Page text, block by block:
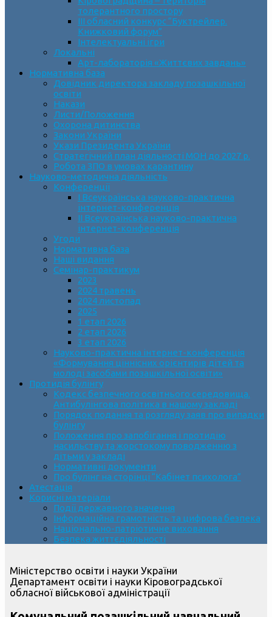
толерантного простору
ІII обласний конкурс “Буктрейлер.
Книжковий форум”
Інтелектуальні ігри
Локальні
Арт-лабораторія «Життєвих завдань»
Нормативна база
Довідник директора закладу позашкільної
освіти
Накази
Листи/Положення
Охорона дитинства
Закони України
Укази Президента України
Стратегічний план діяльності МОН до 2027 р.
Робота ЗПО в умовах карантину
Науково-методична діяльність
Конференції
І Всеукраїнська науково-практична
інтернет-конференція
ІІ Всеукраїнська науково-практична
інтернет-конференція
Угоди
Нормативна база
Наші видання
Семінар-практикум
2023
2024 травень
2024 листопад
2025
1 етап 2026
2 етап 2026
3 етап 2026
Науково-практична інтернет-конференція
«Формування ціннісних орієнтирів дітей та
молоді засобами позашкільної освіти»
Протидія булінгу
Кодекс безпечного освітнього середовища.
Антибулінгова політика в нашому закладі
Порядок подання та розгляду заяв про випадки
булінгу
Положення про запобігання і протидію
насильству та жорстокому поводженню з
дітьми у закладі
Нормативні документи
Про булінг на сторінці “Кабінет психолога”
Атестація
Корисні матеріали
Події державного значення
Інформаційна грамотність та цифрова безпека
Національно-патріотичне виховання
Безпека життєдіяльності
Міністерство освіти і науки України
Департамент освіти і науки Кіровоградської
обласної військової адміністрації